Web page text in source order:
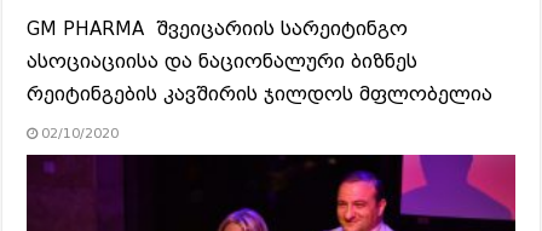
GM PHARMA შვეიცარიის სარეიტინგო
ასოციაციისა და ნაციონალური ბიზნეს
რეიტინგების კავშირის ჯილდოს მფლობელია
02/10/2020